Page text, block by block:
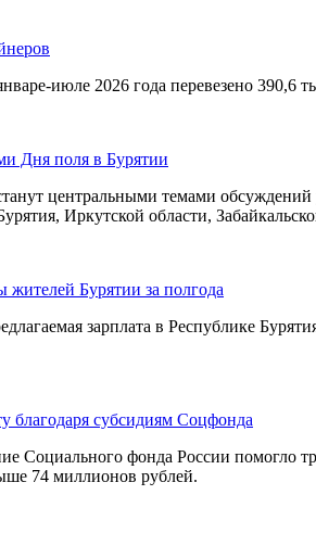
июле 2026 года перевезено
Дня поля в Бурятии
центральными темами
Иркутской области,
жителей Бурятии за полгода
зарплата в Республике
благодаря субсидиям Соцфонда
Социального фонда России
74 миллионов рублей.